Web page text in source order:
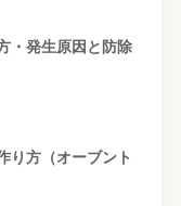
・発生原因と防除
り方（オーブント